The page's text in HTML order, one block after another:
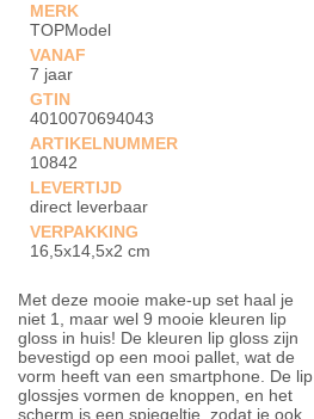
MERK
TOPModel
VANAF
7 jaar
GTIN
4010070694043
ARTIKELNUMMER
10842
LEVERTIJD
direct leverbaar
VERPAKKING
16,5x14,5x2 cm
Met deze mooie make-up set haal je
niet 1, maar wel 9 mooie kleuren lip
gloss in huis! De kleuren lip gloss zijn
bevestigd op een mooi pallet, wat de
vorm heeft van een smartphone. De lip
glossjes vormen de knoppen, en het
scherm is een spiegeltje, zodat je ook